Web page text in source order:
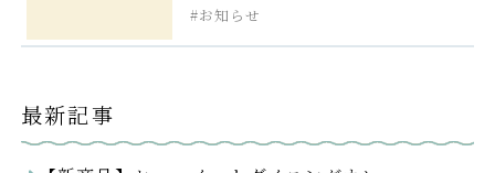
お知らせ
最新記事